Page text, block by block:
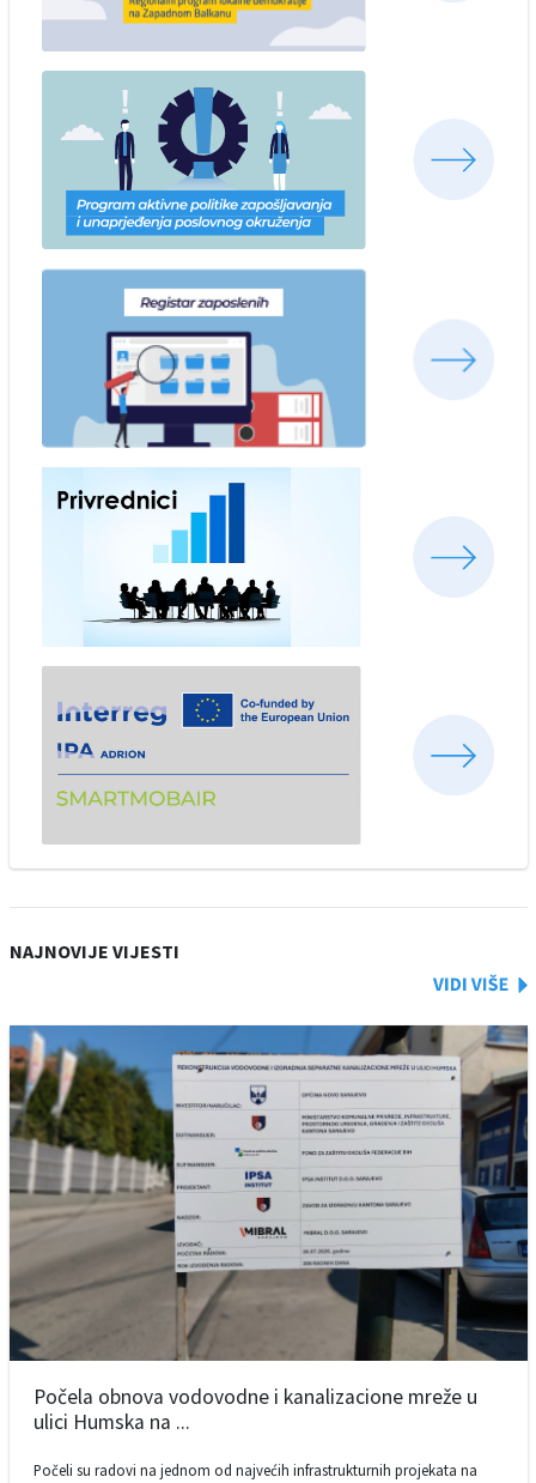
NAJNOVIJE VIJESTI
Počela obnova vodovodne i kanalizacione mreže u
ulici Humska na ...
Počeli su radovi na jednom od najvećih infrastrukturnih projekata na